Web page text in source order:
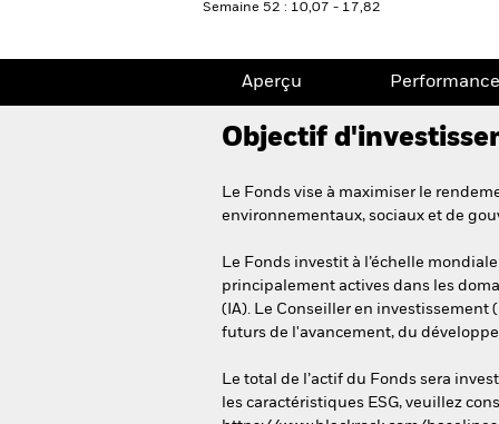
Semaine 52 : 10,07 - 17,82
Aperçu Performance
Objectif
Le Fonds vise à maximiser le
environnementaux, sociaux et de
Le Fonds investit à l’échelle
principalement actives dans les
(IA). Le Conseiller en investissement
futurs de l'avancement, du
Le total de l’actif du Fonds sera
les caractéristiques ESG, veuillez